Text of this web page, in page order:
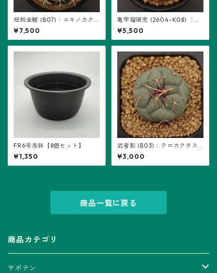
短刺金鯱 (B07)：エキノカク
タス属 ※実生
¥7,500
亀甲瑠璃兜 (2604-K08) ：ア
ストロフィツム属 ※実生
¥5,500
FR6号浅鉢【8個セット】
¥1,350
武者影 (B03)：テロカクタス
属 ※実生
¥3,000
商品一覧に戻る
商品カテゴリ
サボテン